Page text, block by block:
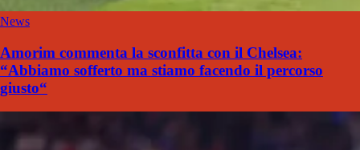
News
Amorim commenta la sconfitta con il Chelsea:
“Abbiamo sofferto ma stiamo facendo il percorso
giusto“